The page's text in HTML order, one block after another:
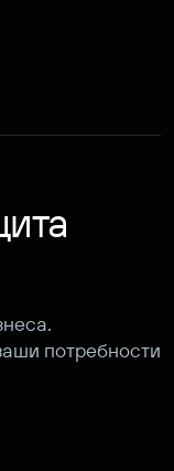
потребности